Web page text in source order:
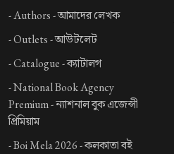
-Authors -আমাদের লেখক
-Outlets -আউটলেট
-Catalogue -ক্যাটালগ
-National Book Agency
Premium -ন্যাশনাল বুক এজেন্সী
প্রিমিয়াম
-Boi Mela 2026 -কলকাতা বই